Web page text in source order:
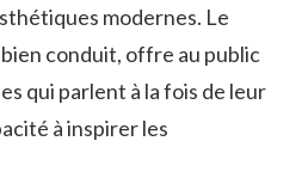
modernes. Le
conduit, offre au public
qui parlent à la fois de leur
à inspirer les